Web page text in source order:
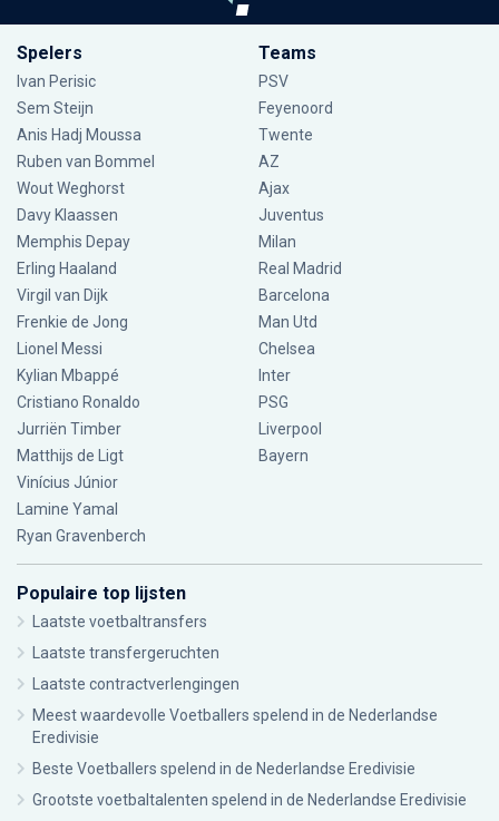
Spelers
Ivan Perisic
Sem Steijn
Anis Hadj Moussa
Ruben van Bommel
Wout Weghorst
Davy Klaassen
Memphis Depay
Erling Haaland
Virgil van Dijk
Frenkie de Jong
Lionel Messi
Kylian Mbappé
Cristiano Ronaldo
Jurriën Timber
Matthijs de Ligt
Vinícius Júnior
Lamine Yamal
Ryan Gravenberch
Teams
PSV
Feyenoord
Twente
AZ
Ajax
Juventus
Milan
Real Madrid
Barcelona
Man Utd
Chelsea
Inter
PSG
Liverpool
Bayern
Populaire top lijsten
Laatste voetbaltransfers
Laatste transfergeruchten
Laatste contractverlengingen
Meest waardevolle Voetballers spelend in de Nederlandse
Eredivisie
Beste Voetballers spelend in de Nederlandse Eredivisie
Grootste voetbaltalenten spelend in de Nederlandse Eredivisie